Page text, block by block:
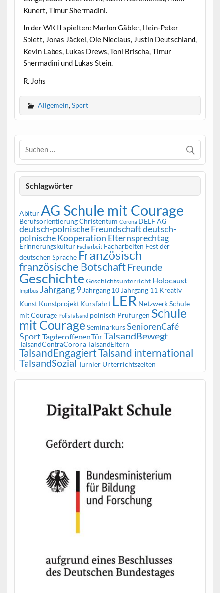
Kunert, Timur Shermadini.
In der WK II spielten: Marlon Gäbler, Hein-Peter
Splett, Jonas Jäckel, Ole Nieclaus, Justin Deutschland,
Kevin Labes, Lukas Drews, Toni Brischa, Timur
Shermadini und Lukas Stein.
R. Johs
Allgemein,Sport
Schlagwörter
AbiturAG Schule mit Courage
BerufsorientierungChristentum Corona DELF AG
deutsch-polnische Freundschaftdeutsch-
polnische Kooperation Elternsprechtag
Erinnerungskultur Facharbeit Facharbeiten Fest der
deutschen Sprache Französisch
französische BotschaftFreunde
Geschichte Geschichtsunterricht Holocaust
Impfbus Jahrgang 9 Jahrgang 10 Jahrgang 11 Kreativ
Kunst Kunstprojekt Kursfahrt LER Netzwerk Schule
mit Courage PolisTalsand polnisch Prüfungen Schule
mit Courage SeminarkursSeniorenCafé
Sport TagderoffenenTürTalsandBewegt
TalsandContraCoronaTalsandEltern
TalsandEngagiertTalsand international
TalsandSozial Turnier Unterrichtszeiten